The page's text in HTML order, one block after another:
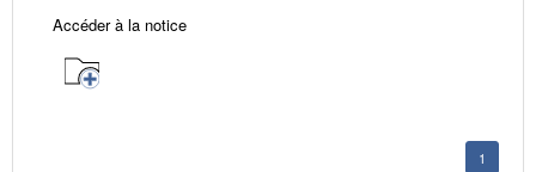
Accéder à la notice
1